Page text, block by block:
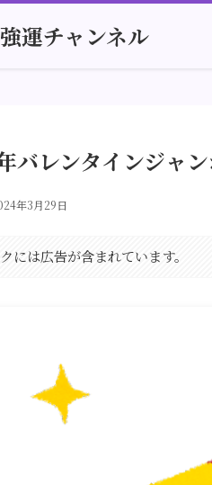
運チャンネル
バレンタインジャ
年3月29日
には広告が含まれています。